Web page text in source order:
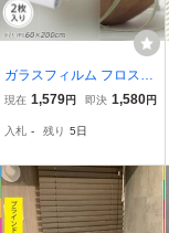
ガラスフィルム フロスト
はがせる 目隠し 光拡散
シート 窓ガラス 窓用フィ
現在 1,579円 即決 1,580円
入札 - 残り 5日